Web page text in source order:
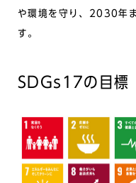
や環境を守り、2030年
す。
SDGs17の目標